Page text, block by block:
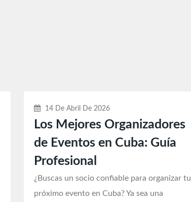
14 De Abril De 2026
Los Mejores Organizadores
de Eventos en Cuba: Guía
Profesional
¿Buscas un socio confiable para organizar tu
próximo evento en Cuba? Ya sea una